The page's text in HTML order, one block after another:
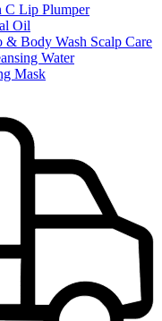
C Lip Plumper
Oil
& Body Wash Scalp Care
Water
Mask